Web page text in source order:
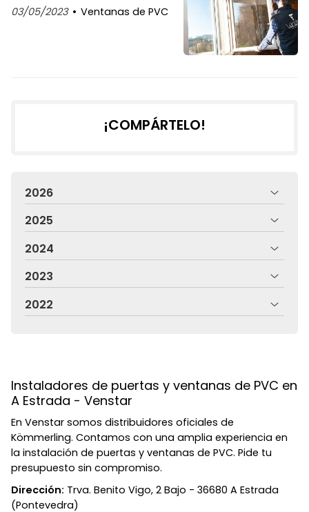
03/05/2023 Ventanas de PVC
¡COMPÁRTELO!
2026
2025
2024
2023
2022
Instaladores de puertas y ventanas de PVC en
A Estrada - Venstar
En Venstar somos distribuidores oficiales de
Kömmerling. Contamos con una amplia experiencia en
la instalación de puertas y ventanas de PVC. Pide tu
presupuesto sin compromiso.
Dirección: Trva. Benito Vigo, 2 Bajo - 36680 A Estrada
(Pontevedra)